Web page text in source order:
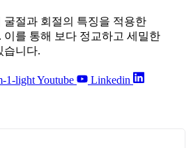
절과 회절의 특징을 적용한
를 통해 보다 정교하고 세밀한
습니다.
1-lightYoutube Linkedin